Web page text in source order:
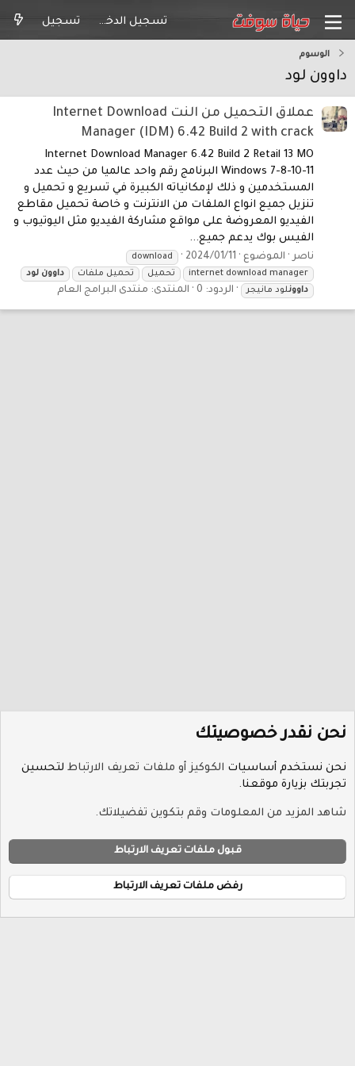
تسجيل الدخول تسجيل
الوسوم
داوون لود
عملاق التحميل من النت Internet Download
Manager (IDM) 6.42 Build 2 with crack
Internet Download Manager 6.42 Build 2 Retail 13 MO
Windows 7-8-10-11 البرنامج رقم واحد عالميا من حيث عدد
المستخدمين و ذلك لإمكانياته الكبيرة في تسريع و تحميل و
تنزيل جميع انواع الملفات من الانترنت و خاصة تحميل مقاطع
الفيديو المعروضة على مواقع مشاركة الفيديو مثل اليوتيوب و
الفيس بوك يدعم جميع...
ناصر الموضوع 2024/01/11
download
internet download manager
تحميل تحميل ملفات داوون لود
داوونلود مانيجر الردود: 0 المنتدى: منتدى البرامج العام
سياسة الخصوصية
الرئيسية
S
®
نحن نقدر خصوصيتك
نحن نستخدم أساسيات الكوكيز أو ملفات تعريف الارتباط لتحسين
تجربتك بزيارة موقعنا.
شاهد المزيد من المعلومات وقم بتكوين تفضيلاتك.
قبول ملفات تعريف الارتباط
رفض ملفات تعريف الارتباط